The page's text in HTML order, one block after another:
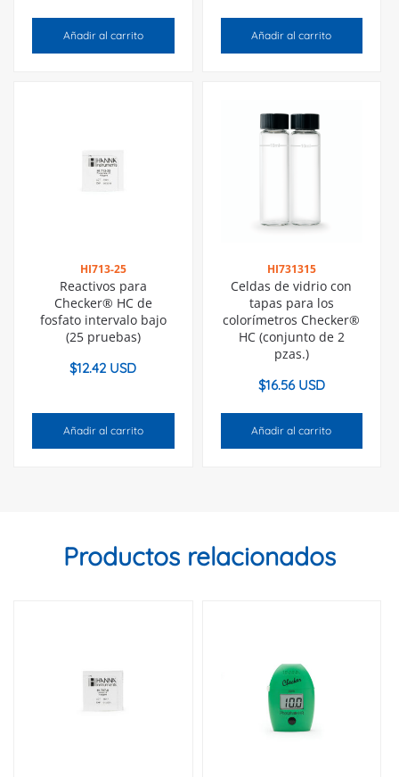
Añadir al carrito Añadir al carrito
HI713-25
Reactivos para
Checker® HC de
fosfato intervalo bajo
(25 pruebas)
$12.42 USD
Añadir al carrito
HI731315
Celdas de vidrio con
tapas para los
colorímetros Checker®
HC (conjunto de 2
pzas.)
$16.56 USD
Añadir al carrito
Productos relacionados